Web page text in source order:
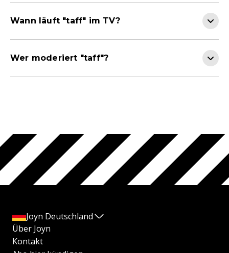
Wann läuft "taff" im TV?
Wer moderiert "taff"?
Joyn Deutschland
Über Joyn
Kontakt